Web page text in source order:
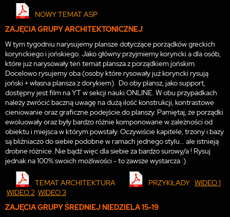
NOWY TEMAT ASP
ZAJĘCIA GRUPY ARCHITEKTONICZNEJ
W tym tygodniu narysujemy plansze dotyczące porządków greckich
korynckiego i jońskiego. Jako główny przyjmiemy koryncki a dla osób,
które już narysowały ten temat plansza z porządkiem jońskim.
Docelowo rysujemy oba (osoby które rysowały już koryncki rysują
joński + własna plansza z dorykiem). Do oby plansz, jako support,
dostępny jest film na YT w sekcji nauki ONLINE. W obu przypadkach
należy zwrócić baczną uwagę na dużą ilość konstrukcji, kontrastowe
cieniowanie oraz graficzne podejście do planszy. Pamiętaj, że porządki
ewoluowały oraz były bardzo różnie komponowane w zależności od
obiektu i miejsca w którym powstały. Oczywiście kapitele, trzony i bazy
są bliźniaczo do siebie podobne w ramach jednego stylu... ale istnieją
drobne różnice. Nie bądź więc dla siebie za bardzo surowy/a ! Rysuj
jednak na 100% swoich możliwości - to zawsze wystarcza :)
TEMAT ARCHITEKTURA PRZYKŁADY WIDEO 1
WIDEO 2 WIDEO 3
ZAJĘCIA GRUPY ŚREDNIEJ NIEDZIELA 15-19